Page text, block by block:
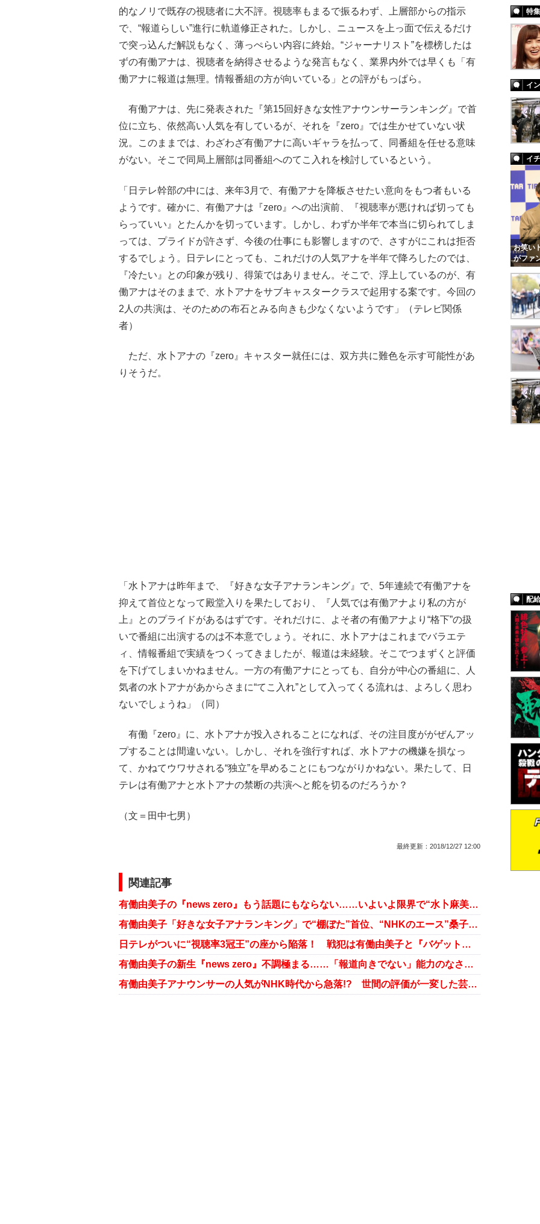
的なノリで既存の視聴者に大不評。視聴率もまるで振るわず、上層部からの指示
で、“報道らしい”進行に軌道修正された。しかし、ニュースを上っ面で伝えるだけ
で突っ込んだ解説もなく、薄っぺらい内容に終始。“ジャーナリスト”を標榜したは
ずの有働アナは、視聴者を納得させるような発言もなく、業界内外では早くも「有
働アナに報道は無理。情報番組の方が向いている」との評がもっぱら。
有働アナは、先に発表された『第15回好きな女性アナウンサーランキング』で首
位に立ち、依然高い人気を有しているが、それを『zero』では生かせていない状
況。このままでは、わざわざ有働アナに高いギャラを払って、同番組を任せる意味
がない。そこで同局上層部は同番組へのてこ入れを検討しているという。
「日テレ幹部の中には、来年3月で、有働アナを降板させたい意向をもつ者もいる
ようです。確かに、有働アナは『zero』への出演前、『視聴率が悪ければ切っても
らっていい』とたんかを切っています。しかし、わずか半年で本当に切られてしま
っては、プライドが許さず、今後の仕事にも影響しますので、さすがにこれは拒否
するでしょう。日テレにとっても、これだけの人気アナを半年で降ろしたのでは、
『冷たい』との印象が残り、得策ではありません。そこで、浮上しているのが、有
働アナはそのままで、水卜アナをサブキャスタークラスで起用する案です。今回の
2人の共演は、そのための布石とみる向きも少なくないようです」（テレビ関係
者）
ただ、水卜アナの『zero』キャスター就任には、双方共に難色を示す可能性があ
りそうだ。
「水卜アナは昨年まで、『好きな女子アナランキング』で、5年連続で有働アナを
抑えて首位となって殿堂入りを果たしており、『人気では有働アナより私の方が
上』とのプライドがあるはずです。それだけに、よそ者の有働アナより“格下”の扱
いで番組に出演するのは不本意でしょう。それに、水卜アナはこれまでバラエテ
ィ、情報番組で実績をつくってきましたが、報道は未経験。そこでつまずくと評価
を下げてしまいかねません。一方の有働アナにとっても、自分が中心の番組に、人
気者の水卜アナがあからさまに“てこ入れ”として入ってくる流れは、よろしく思わ
ないでしょうね」（同）
有働『zero』に、水卜アナが投入されることになれば、その注目度ががぜんアッ
プすることは間違いない。しかし、それを強行すれば、水卜アナの機嫌を損なっ
て、かねてウワサされる“独立”を早めることにもつながりかねない。果たして、日
テレは有働アナと水卜アナの禁断の共演へと舵を切るのだろうか？
（文＝田中七男）
最終更新： 2018/12/27 12:00
関連記事
有働由美子の『news zero』もう話題にもならない……いよいよ限界で“水卜麻美アナ起用説”まで!?
有働由美子「好きな女子アナランキング」で“棚ぼた”首位、“NHKのエース”桑子真帆は急降下で『紅白』は大丈夫？
日テレがついに“視聴率3冠王”の座から陥落！ 戦犯は有働由美子と『バゲット』か
有働由美子の新生『news zero』不調極まる……「報道向きでない」能力のなさが明らかに
有働由美子アナウンサーの人気がNHK時代から急落!? 世間の評価が一変した芸能人3人
特集
イ
イ
お笑い
がファ
配